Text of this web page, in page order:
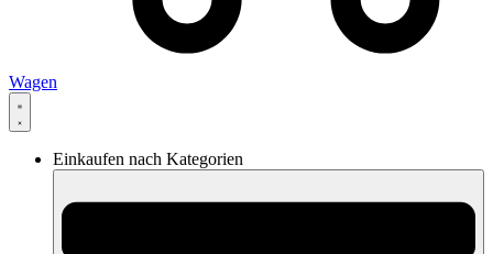
Wagen
Einkaufen nach Kategorien